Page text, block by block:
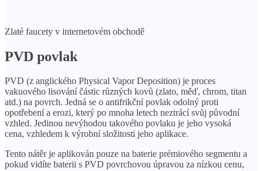
Zlaté faucety v internetovém obchodě
PVD povlak
PVD (z anglického Physical Vapor Deposition) je proces
vakuového lisování částic různých kovů (zlato, měď, chrom, titan
atd.) na povrch. Jedná se o antifrikční povlak odolný proti
opotřebení a erozi, který po mnoha letech neztrácí svůj původní
vzhled. Jedinou nevýhodou takového povlaku je jeho vysoká
cena, vzhledem k výrobní složitosti jeho aplikace.
Tento nátěr je aplikován pouze na baterie prémiového segmentu a
pokud vidíte baterii s PVD povrchovou úpravou za nízkou cenu,